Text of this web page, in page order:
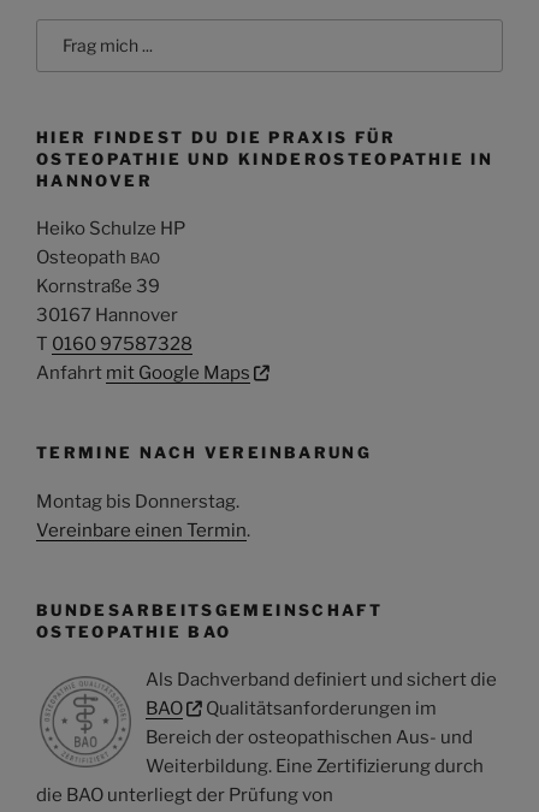
Search
for:
HIER FINDEST DU DIE PRAXIS FÜR
OSTEOPATHIE UND KINDEROSTEOPATHIE IN
HANNOVER
Heiko Schulze HP
Osteopath BAO
Kornstraße 39
30167 Hannover
T 0160 97587328
Anfahrt mit Google Maps
TERMINE NACH VEREINBARUNG
Montag bis Donnerstag.
Vereinbare einen Termin.
BUNDESARBEITSGEMEINSCHAFT
OSTEOPATHIE BAO
Als Dachverband definiert und sichert die
BAO
Qualitätsanforderungen im
Bereich der osteopathischen Aus- und
Weiterbildung. Eine Zertifizierung durch
die BAO unterliegt der Prüfung von